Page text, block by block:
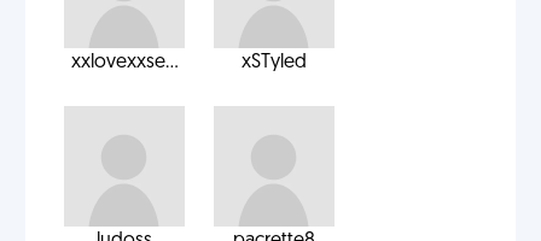
xxlovexxse... xSTyled